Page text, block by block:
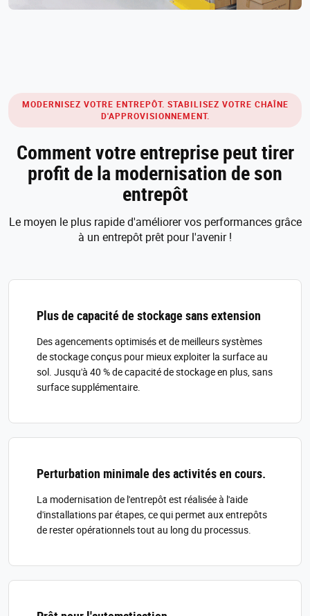
MODERNISEZ VOTRE ENTREPÔT. STABILISEZ VOTRE CHAÎNE
D'APPROVISIONNEMENT.
Comment votre entreprise peut tirer
profit de la modernisation de son
entrepôt
Le moyen le plus rapide d'améliorer vos performances grâce
à un entrepôt prêt pour l'avenir !
Plus de capacité de stockage sans extension
Des agencements optimisés et de meilleurs systèmes
de stockage conçus pour mieux exploiter la surface au
sol. Jusqu'à 40 % de capacité de stockage en plus, sans
surface supplémentaire.
Perturbation minimale des activités en cours.
La modernisation de l'entrepôt est réalisée à l'aide
d'installations par étapes, ce qui permet aux entrepôts
de rester opérationnels tout au long du processus.